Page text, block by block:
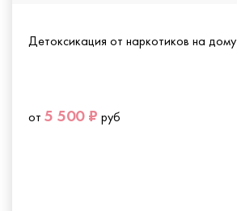
Детоксикация от наркотиков на дому
от 5 500 ₽ руб